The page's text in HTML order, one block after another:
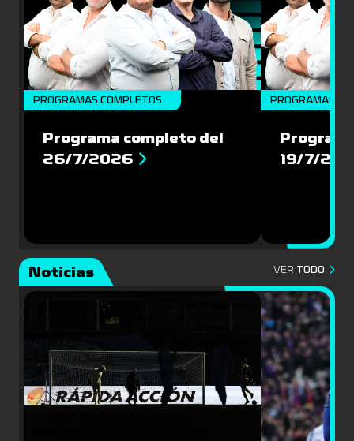
PROGRAMAS COMPLETOS
Programa completo del
26/7/2026
PROGRAMAS
19/7/
Noticias VER TODO